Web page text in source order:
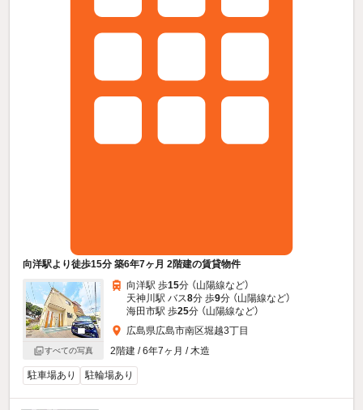
向洋駅より徒歩15分 築6年7ヶ月 2階建の賃貸物件
すべての写真
向洋駅 歩15分 （山陽線など）
天神川駅 バス8分 歩9分 （山陽線など）
海田市駅 歩25分 （山陽線など）
広島県広島市南区堀越3丁目
2階建 / 6年7ヶ月 / 木造
駐車場あり 駐輪場あり